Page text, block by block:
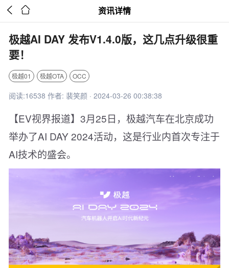
  资讯详情
极越AI DAY 发布V1.4.0版，这几点升级很重
要！
极越01 极越OTA OCC
阅读:16538 作者: 裴笑颜 · 2024-03-26 00:38:38
【EV视界报道】3月25日，极越汽车在北京成功
举办了AI DAY 2024活动，这是行业内首次专注于
AI技术的盛会。